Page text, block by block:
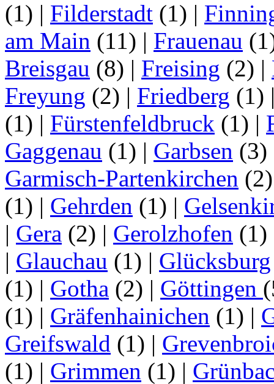
(1) | Filderstadt (1) |
am Main (11) | Frauenau
Breisgau (8) | Freising (2) |
Freyung (2) | Friedberg (1)
(1) | Fürstenfeldbruck (1) |
Gaggenau (1) | Garbsen (3)
Garmisch-Partenkirchen
(1) | Gehrden (1) |
| Gera (2) | Gerolzhofen (1)
| Glauchau (1) | Glücksburg
(1) | Gotha (2) | Göttingen
(1) | Gräfenhainichen (1) |
Greifswald (1) |
(1) | Grimmen (1) |